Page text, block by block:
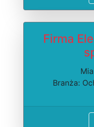
Firma
Branża: